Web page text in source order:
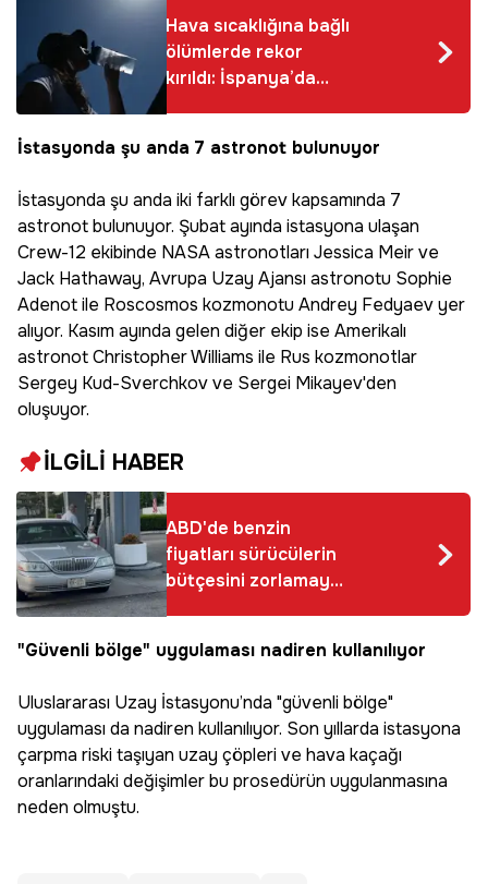
Hava sıcaklığına bağlı
ölümlerde rekor
kırıldı: İspanya’da
İstasyonda şu anda 7 astronot bulunuyor
İstasyonda şu anda iki farklı görev kapsamında 7
astronot bulunuyor. Şubat ayında istasyona ulaşan
Crew-12 ekibinde NASA astronotları Jessica Meir ve
Jack Hathaway, Avrupa Uzay Ajansı astronotu Sophie
Adenot ile Roscosmos kozmonotu Andrey Fedyaev yer
alıyor. Kasım ayında gelen diğer ekip ise Amerikalı
astronot Christopher Williams ile Rus kozmonotlar
Sergey Kud-Sverchkov ve Sergei Mikayev'den
oluşuyor.
İLGİLİ HABER
ABD'de benzin
fiyatları sürücülerin
bütçesini zorlamaya
devam ediyor
"Güvenli bölge" uygulaması nadiren kullanılıyor
Uluslararası Uzay İstasyonu’nda "güvenli bölge"
uygulaması da nadiren kullanılıyor. Son yıllarda istasyona
çarpma riski taşıyan uzay çöpleri ve hava kaçağı
oranlarındaki değişimler bu prosedürün uygulanmasına
neden olmuştu.